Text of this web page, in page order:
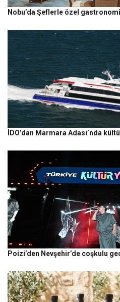
Nobu’da Şeflerle özel
İDO’dan Marmara Adası’nda
Poizi’den Nevşehir’de coşkulu